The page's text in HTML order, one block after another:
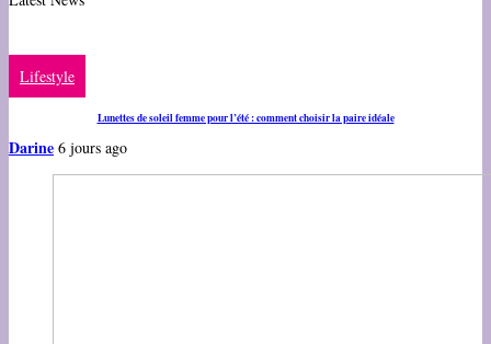
Lifestyle
Lunettes de soleil femme pour l’été : comment choisir la paire idéale
Darine 6 jours ago